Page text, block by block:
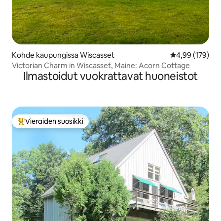
Kohde kaupungissa Wiscasset
4,99 (179)
Victorian Charm in Wiscasset, Maine: Acorn Cottage
Ilmastoidut vuokrattavat huoneistot
Vieraiden suosikkien parhaimmistoa
Vieraiden suosikki